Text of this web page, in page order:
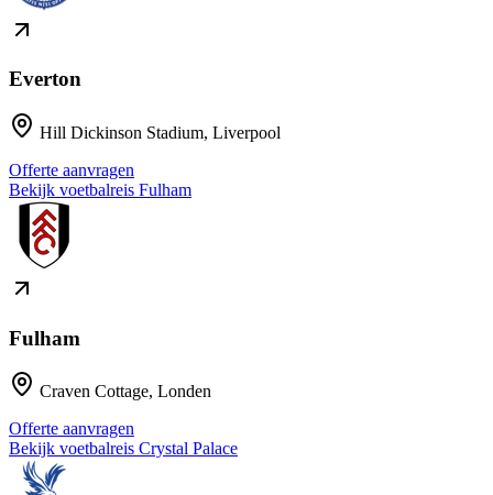
Everton
Hill Dickinson Stadium, Liverpool
Offerte aanvragen
Bekijk voetbalreis Fulham
Fulham
Craven Cottage, Londen
Offerte aanvragen
Bekijk voetbalreis Crystal Palace